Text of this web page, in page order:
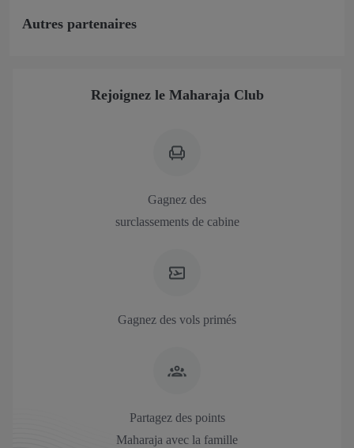
Autres partenaires
Rejoignez le Maharaja Club
Gagnez des
surclassements de cabine
Gagnez des vols primés
Partagez des points
Maharaja avec la famille